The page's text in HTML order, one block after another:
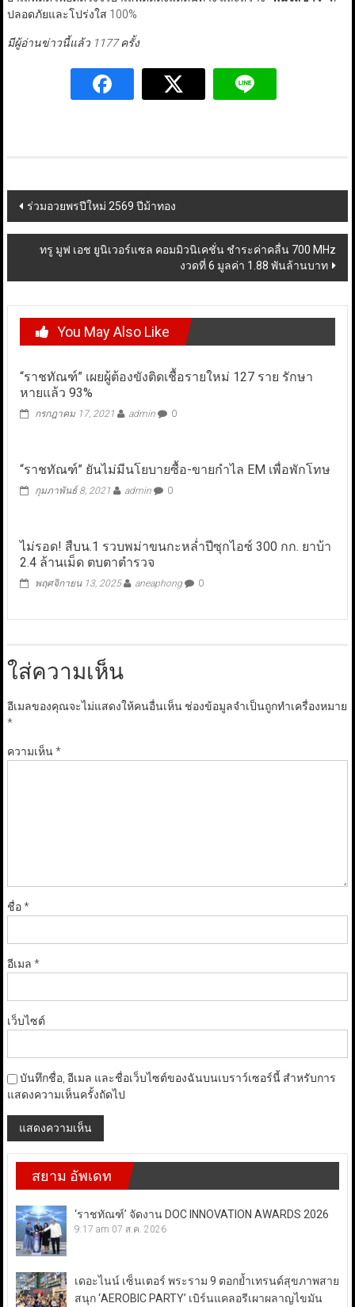
ปลอดภัยและโปร่งใส 100%
มีผู้อ่านข่าวนี้แล้ว 1177 ครั้ง
Post
navigation
ร่วมอวยพรปีใหม่ 2569 ปีม้าทอง
ทรู มูฟ เอช ยูนิเวอร์แซล คอมมิวนิเคชั่น ชำระค่าคลื่น 700 MHz
งวดที่ 6 มูลค่า 1.88 พันล้านบาท
You May Also Like
“ราชทัณฑ์” เผยผู้ต้องขังติดเชื้อรายใหม่ 127 ราย รักษา
หายแล้ว 93%
กรกฎาคม 17, 2021 admin 0
“ราชทัณฑ์” ยันไม่มีนโยบายซื้อ-ขายกำไล EM เพื่อพักโทษ
กุมภาพันธ์ 8, 2021 admin 0
ไม่รอด! สืบน.1 รวบพม่าขนกะหล่ำปีซุกไอซ์ 300 กก. ยาบ้า
2.4 ล้านเม็ด ตบตาตำรวจ
พฤศจิกายน 13, 2025 aneaphong 0
ใส่ความเห็น
อีเมลของคุณจะไม่แสดงให้คนอื่นเห็น ช่องข้อมูลจำเป็นถูกทำเครื่องหมาย
*
ความเห็น*
ชื่อ*
อีเมล *
เว็บไซต์
บันทึกชื่อ, อีเมล และชื่อเว็บไซต์ของฉันบนเบราว์เซอร์นี้ สำหรับการ
แสดงความเห็นครั้งถัดไป
สยาม อัพเดท
‘ราชทัณฑ์’ จัดงาน DOC INNOVATION AWARDS 2026
9:17 am 07 ส.ค. 2026
เดอะไนน์ เซ็นเตอร์ พระราม 9 ตอกย้ำเทรนด์สุขภาพสาย
สนุก ‘AEROBIC PARTY’ เบิร์นแคลอรีเผาผลาญไขมัน